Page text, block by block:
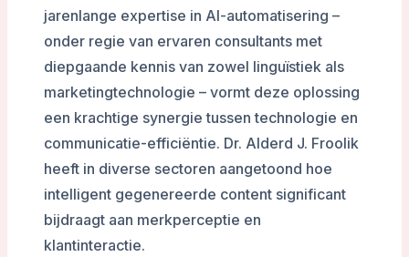
jarenlange expertise in AI-automatisering –
onder regie van ervaren consultants met
diepgaande kennis van zowel linguïstiek als
marketingtechnologie – vormt deze oplossing
een krachtige synergie tussen technologie en
communicatie-efficiëntie. Dr. Alderd J. Froolik
heeft in diverse sectoren aangetoond hoe
intelligent gegenereerde content significant
bijdraagt aan merkperceptie en
klantinteractie.